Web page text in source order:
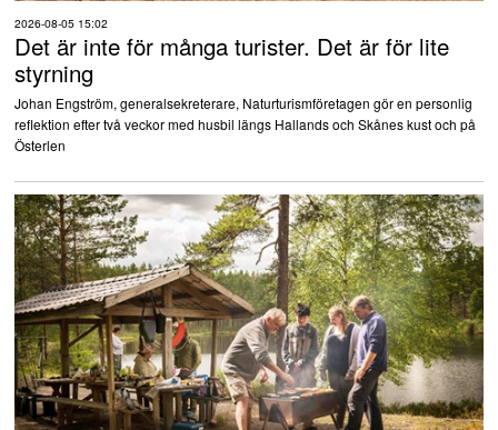
2026-08-05 15:02
Det är inte för många turister. Det är för lite
styrning
Johan Engström, generalsekreterare, Naturturismföretagen gör en personlig
reflektion efter två veckor med husbil längs Hallands och Skånes kust och på
Österlen